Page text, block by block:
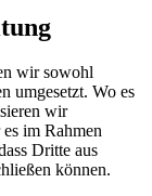
wir sowohl
umgesetzt. Wo es
wir
im Rahmen
Dritte aus
können.